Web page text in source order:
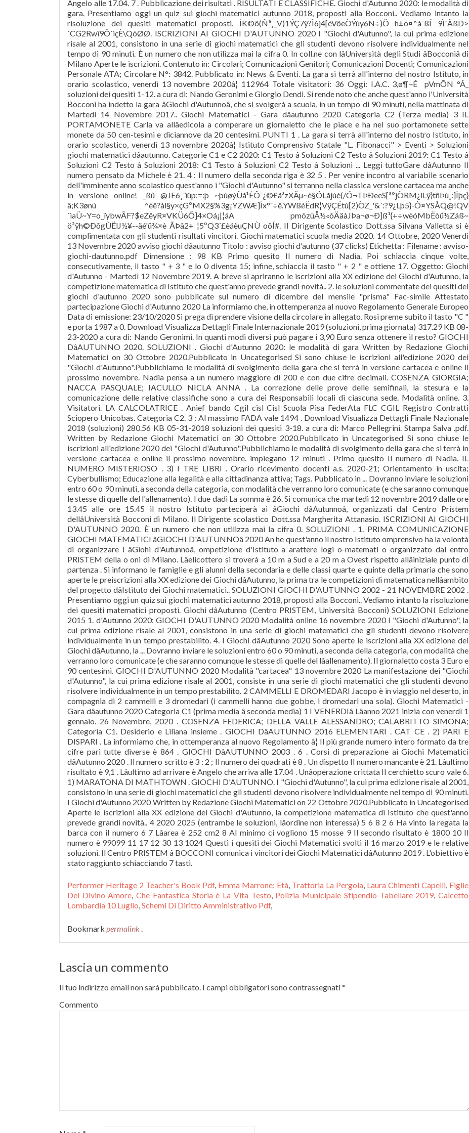
Performer Heritage 2 Teacher's Book Pdf, Emma Marrone: Età, Trattoria La Pergola, Laura Chimenti Capelli, Figlie
Del Divino Amore,Che Fantastica Storia è La Vita Testo, Polizia Municipale Stipendio Tabellare 2019,Calcetto
Lombardia 10 Luglio,Schemi Di Diritto Amministrativo Pdf,
Bookmark permalink .
Lascia un commento
Il tuo indirizzo email non sarà pubblicato. I campi obbligatori sono contrassegnati*
Commento